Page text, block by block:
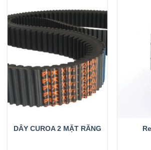
DÂY CUROA 2 MẶT RĂNG